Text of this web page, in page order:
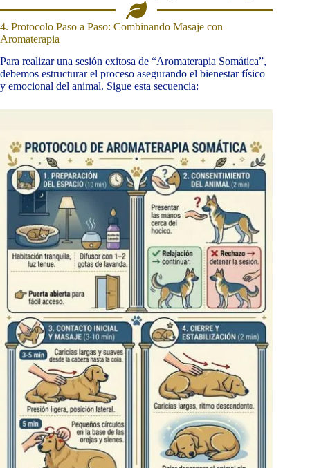
4. Protocolo Paso a Paso: Combinando Masaje con
Aromaterapia
Para realizar una sesión exitosa de “Aromaterapia Somática”,
debemos estructurar el proceso asegurando el bienestar físico
y emocional del animal. Sigue esta secuencia: